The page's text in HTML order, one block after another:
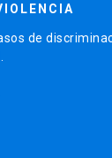
de